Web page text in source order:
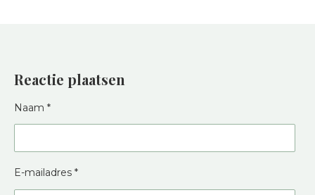
Reactie plaatsen
Naam *
E-mailadres *